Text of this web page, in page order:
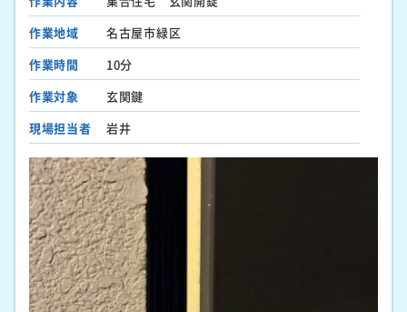
作業地域
名古屋市緑区
作業時間
10分
作業対象
玄関鍵
現場担当者
岩井